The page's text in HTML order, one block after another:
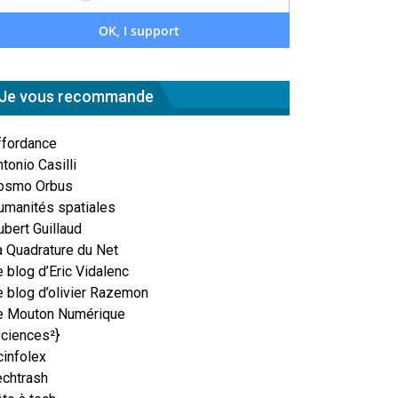
Je vous recommande
Casilli
Orbus
spatiales
Guillaud
Quadrature du Net
blog d’Eric Vidalenc
blog d’olivier Razemon
Mouton Numérique